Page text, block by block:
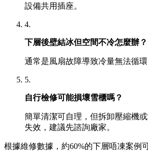
設備共用插座。
4.
下層後壁結冰但空間不冷怎麼辦？
通常是風扇故障導致冷量無法循環
5.
自行檢修可能損壞雪櫃嗎？
簡單清潔可自理，但拆卸壓縮機
失效，建議先諮詢廠家。
根據維修數據，約60%的下層唔凍案例